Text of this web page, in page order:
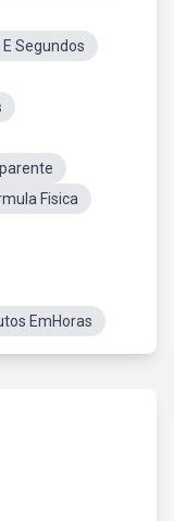
Segundos
Fisica
EmHoras